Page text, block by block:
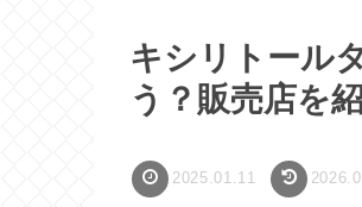
キシリトール
う？販売店を
2025.01.11